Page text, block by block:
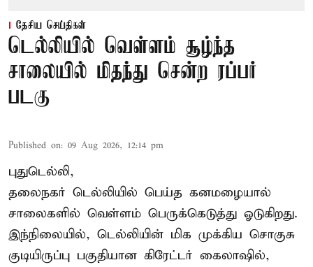
தேசிய செய்திகள்
டெல்லியில் வெள்ளம் சூழ்ந்த
சாலையில் மிதந்து சென்ற ரப்பர்
படகு
Published on: 09 Aug 2026, 12:14 pm
புதுடெல்லி,
தலைநகர் டெல்லியில் பெய்த கனமழையால்
சாலைகளில் வெள்ளம் பெருக்கெடுத்து ஓடுகிறது.
இந்நிலையில், டெல்லியின் மிக முக்கிய சொகுசு
குடியிருப்பு பகுதியான கிரேட்டர் கைலாஷில்,